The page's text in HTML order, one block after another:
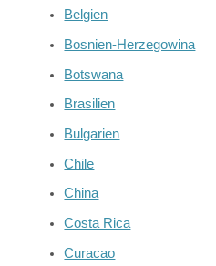
Belgien
Bosnien-Herzegowina
Botswana
Brasilien
Bulgarien
Chile
China
Costa Rica
Curacao